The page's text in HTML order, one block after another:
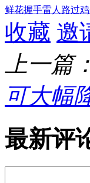
鲜花握手雷人 路过
收藏 邀
上一篇：
可大幅
最新评